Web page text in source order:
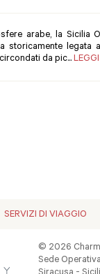
arabe, la Sicilia
storicamente legata
da pic...
SERVIZI DI VIAGGIO
© 2026
Sede